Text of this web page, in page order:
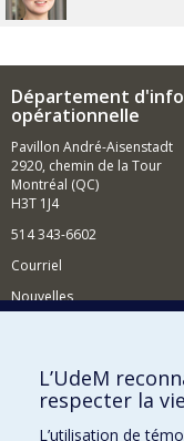
Département
opérationnelle
Pavillon André-Aisenstadt
2920, chemin de la Tour
Montréal (QC)
H3T 1J4
514 343-6602
Courriel
Nouvelles
Comment soutenir le
BESOIN D'AIDE?
Plan du site
L’UdeM
respecter la
L’utilisation de